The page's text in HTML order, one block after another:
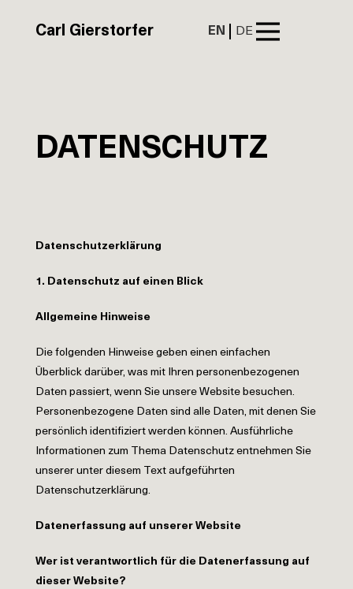
Carl Gierstorfer EN DE
DATENSCHUTZ
Datenschutzerklärung
1. Datenschutz auf einen Blick
Allgemeine Hinweise
Die folgenden Hinweise geben einen einfachen
Überblick darüber, was mit Ihren personenbezogenen
Daten passiert, wenn Sie unsere Website besuchen.
Personenbezogene Daten sind alle Daten, mit denen Sie
persönlich identifiziert werden können. Ausführliche
Informationen zum Thema Datenschutz entnehmen Sie
unserer unter diesem Text aufgeführten
Datenschutzerklärung.
Datenerfassung auf unserer Website
Wer ist verantwortlich für die Datenerfassung auf
dieser Website?